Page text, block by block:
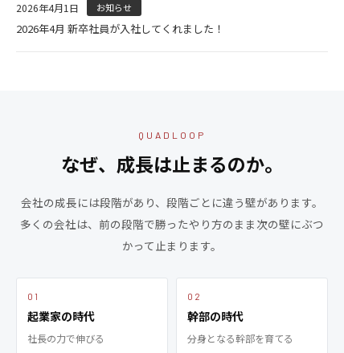
2026年4月1日 お知らせ
2026年4月 新卒社員が入社してくれました！
QUADLOOP
なぜ、成長は止まるのか。
会社の成長には段階があり、段階ごとに違う壁があります。
多くの会社は、前の段階で勝ったやり方のまま次の壁にぶつ
かって止まります。
01
起業家の時代
社長の力で伸びる
02
幹部の時代
分身となる幹部を育てる